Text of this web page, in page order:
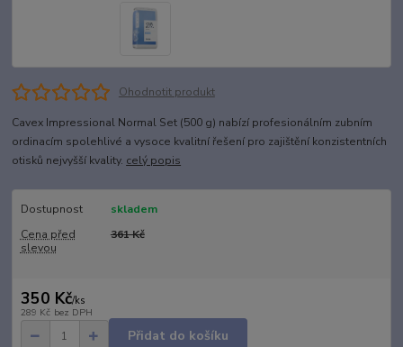
Ohodnotit produkt
Cavex Impressional Normal Set (500 g) nabízí profesionálním zubním
ordinacím spolehlivé a vysoce kvalitní řešení pro zajištění konzistentních
otisků nejvyšší kvality. celý popis
Dostupnost
skladem
Cena před
slevou
361 Kč
350 Kč/ks
289 Kč bez DPH
Přidat do košíku